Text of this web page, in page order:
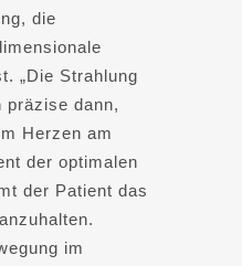
die
„Die Strahlung
präzise dann,
Herzen am
der optimalen
der Patient das
im